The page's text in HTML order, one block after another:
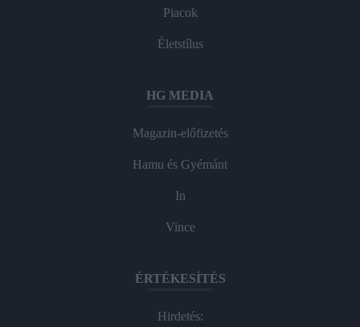
Piacok
Életstílus
HG MEDIA
Magazin-előfizetés
Hamu és Gyémánt
In
Vince
ÉRTÉKESÍTÉS
Hirdetés: